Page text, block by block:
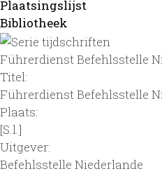
Plaatsingslijst
Bibliotheek
Führerdienst Befehlsstelle
Titel:
Führerdienst Befehlsstelle
Plaats:
[S.l.]
Uitgever:
Befehlsstelle Niederlande